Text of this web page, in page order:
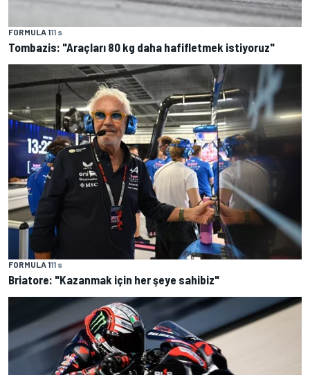
FORMULA 111 s
Tombazis: "Araçları 80 kg daha hafifletmek istiyoruz"
FORMULA 111 s
Briatore: "Kazanmak için her şeye sahibiz"